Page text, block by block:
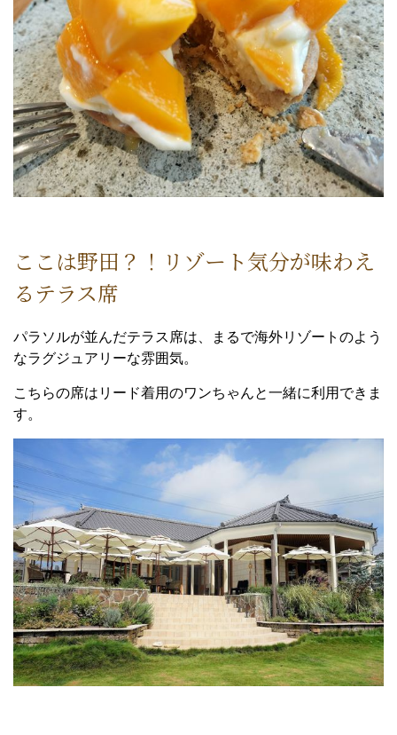
ここは野田？！リゾート気分が味わえ
るテラス席
パラソルが並んだテラス席は、まるで海外リゾートのよう
なラグジュアリーな雰囲気。
こちらの席はリード着用のワンちゃんと一緒に利用できま
す。